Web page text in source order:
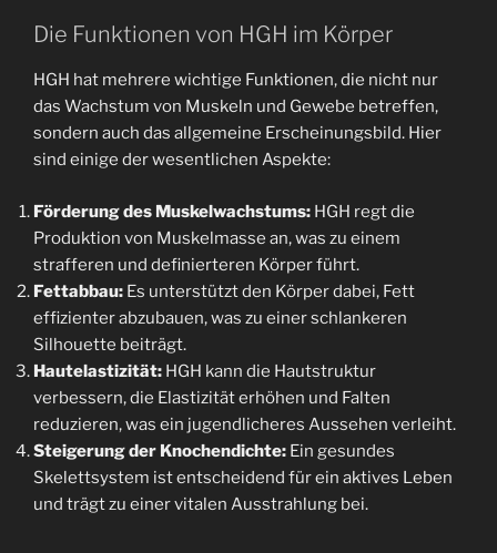
Die Funktionen von HGH im Körper
HGH hat mehrere wichtige Funktionen, die nicht nur
das Wachstum von Muskeln und Gewebe betreffen,
sondern auch das allgemeine Erscheinungsbild. Hier
sind einige der wesentlichen Aspekte:
Förderung des Muskelwachstums: HGH regt die
Produktion von Muskelmasse an, was zu einem
strafferen und definierteren Körper führt.
Fettabbau: Es unterstützt den Körper dabei, Fett
effizienter abzubauen, was zu einer schlankeren
Silhouette beiträgt.
Hautelastizität: HGH kann die Hautstruktur
verbessern, die Elastizität erhöhen und Falten
reduzieren, was ein jugendlicheres Aussehen verleiht.
Steigerung der Knochendichte: Ein gesundes
Skelettsystem ist entscheidend für ein aktives Leben
und trägt zu einer vitalen Ausstrahlung bei.